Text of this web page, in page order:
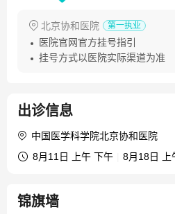
会副主任委员、肿瘤药物临床研
中国抗癌协会学术部副部长、全
辑委员会副主任委员、中国医师
北京协和医院 第一执业
医院官网官方挂号指引
挂号方式以医院实际渠道为准
出诊信息
中国医学科学院北京协和医院
8月11日 上午 下午
8月18日 上
锦旗墙